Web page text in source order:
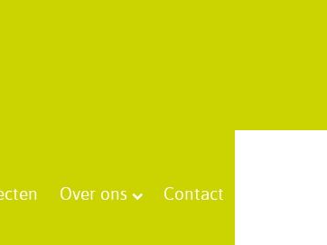
Over ons Contact